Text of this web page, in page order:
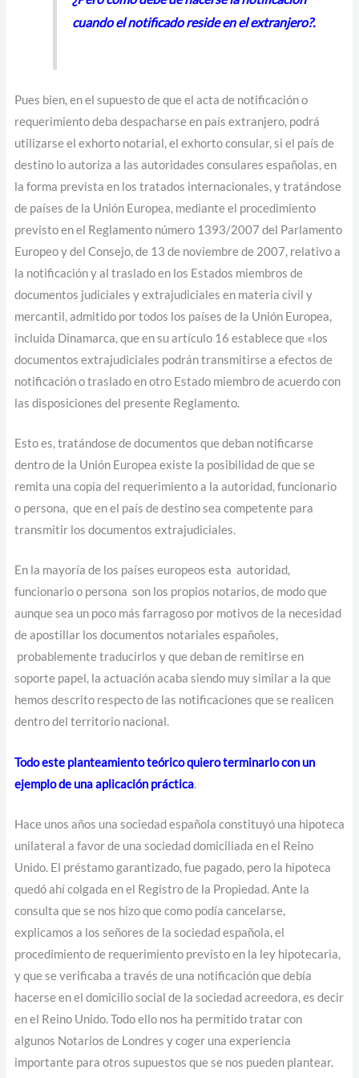
cuando el notificado reside en el extranjero?.
Pues bien, en el supuesto de que el acta de notificación o
requerimiento deba despacharse en país extranjero, podrá
utilizarse el exhorto notarial, el exhorto consular, si el país de
destino lo autoriza a las autoridades consulares españolas, en
la forma prevista en los tratados internacionales, y tratándose
de países de la Unión Europea, mediante el procedimiento
previsto en el Reglamento número 1393/2007 del Parlamento
Europeo y del Consejo, de 13 de noviembre de 2007, relativo a
la notificación y al traslado en los Estados miembros de
documentos judiciales y extrajudiciales en materia civil y
mercantil, admitido por todos los países de la Unión Europea,
incluida Dinamarca, que en su artículo 16 establece que «los
documentos extrajudiciales podrán transmitirse a efectos de
notificación o traslado en otro Estado miembro de acuerdo con
las disposiciones del presente Reglamento.
Esto es, tratándose de documentos que deban notificarse
dentro de la Unión Europea existe la posibilidad de que se
remita una copia del requerimiento a la autoridad, funcionario
o persona, que en el país de destino sea competente para
transmitir los documentos extrajudiciales.
En la mayoría de los países europeos esta autoridad,
funcionario o persona son los propios notarios, de modo que
aunque sea un poco más farragoso por motivos de la necesidad
de apostillar los documentos notariales españoles,
probablemente traducirlos y que deban de remitirse en
soporte papel, la actuación acaba siendo muy similar a la que
hemos descrito respecto de las notificaciones que se realicen
dentro del territorio nacional.
Todo este planteamiento teórico quiero terminarlo con un
ejemplo de una aplicación práctica.
Hace unos años una sociedad española constituyó una hipoteca
unilateral a favor de una sociedad domiciliada en el Reino
Unido. El préstamo garantizado, fue pagado, pero la hipoteca
quedó ahí colgada en el Registro de la Propiedad. Ante la
consulta que se nos hizo que como podía cancelarse,
explicamos a los señores de la sociedad española, el
procedimiento de requerimiento previsto en la ley hipotecaria,
y que se verificaba a través de una notificación que debía
hacerse en el domicilio social de la sociedad acreedora, es decir
en el Reino Unido. Todo ello nos ha permitido tratar con
algunos Notarios de Londres y coger una experiencia
importante para otros supuestos que se nos pueden plantear.